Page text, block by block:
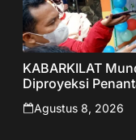
KABARKILAT
Diproyeksi
Jabar Publisher
Agustus 8, 2026